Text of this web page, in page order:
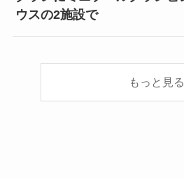
ウスの2施設で
もっと見る